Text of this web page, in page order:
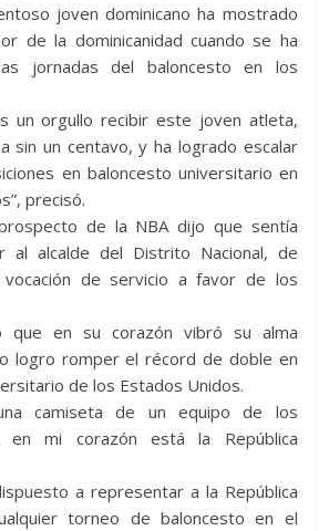
joven dominicano ha mostrado
de la dominicanidad cuando se ha
jornadas del baloncesto en los
un orgullo recibir este joven atleta,
sin un centavo, y ha logrado escalar
en baloncesto universitario en
precisó.
de la NBA dijo que sentía
al alcalde del Distrito Nacional, de
de servicio a favor de los
que en su corazón vibró su alma
logro romper el récord de doble en
de los Estados Unidos.
camiseta de un equipo de los
en mi corazón está la República
a representar a la República
torneo de baloncesto en el